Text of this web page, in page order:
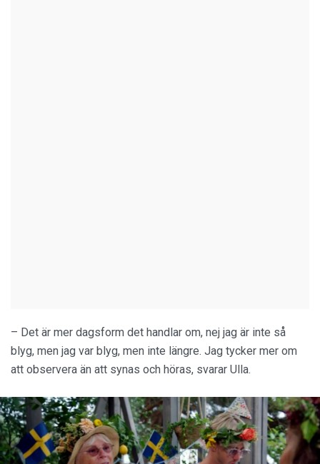
– Det är mer dagsform det handlar om, nej jag är inte så
blyg, men jag var blyg, men inte längre. Jag tycker mer om
att observera än att synas och höras, svarar Ulla.